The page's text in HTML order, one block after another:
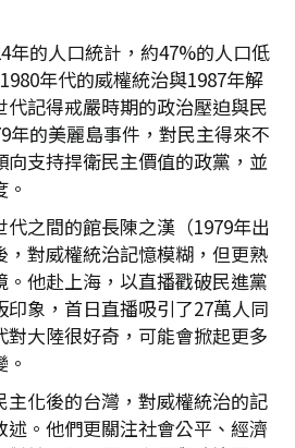
年的人口統計，約47%的人口低
年代的威權統治與1987年解
記得戒嚴時期的政治壓迫與民
年的美麗島事件，對民主得來不
支持捍衛民主價值的政黨，並
之間的館長陳之漢（1979年出
，對威權統治記憶模糊，但更熟
他赴上海，以直播戳破民進黨
象，首日直播吸引了27萬人同
大陸很好奇，可能會掀起更多
主化後的台灣，對威權統治的記
。他們更關注社會公平、經濟